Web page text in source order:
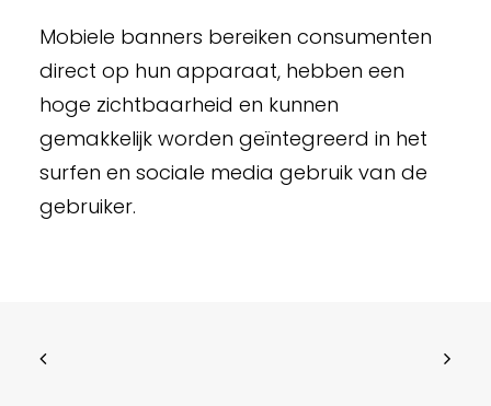
Mobiele banners bereiken consumenten
direct op hun apparaat, hebben een
hoge zichtbaarheid en kunnen
gemakkelijk worden geïntegreerd in het
surfen en sociale media gebruik van de
gebruiker.